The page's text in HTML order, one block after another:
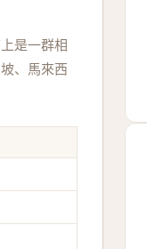
是一群相
、馬來西